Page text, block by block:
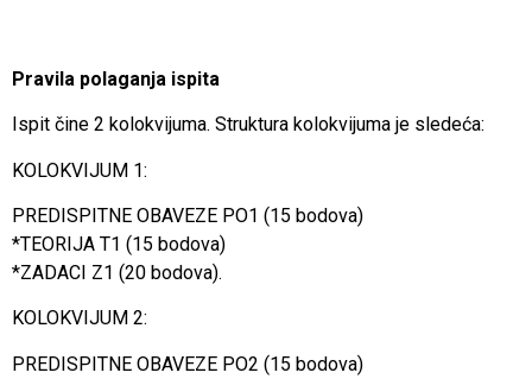
Pravila polaganja ispita
Ispit čine 2 kolokvijuma. Struktura kolokvijuma je sledeća:
KOLOKVIJUM 1:
PREDISPITNE OBAVEZE PO1 (15 bodova)
*TEORIJA T1 (15 bodova)
*ZADACI Z1 (20 bodova).
KOLOKVIJUM 2:
PREDISPITNE OBAVEZE PO2 (15 bodova)